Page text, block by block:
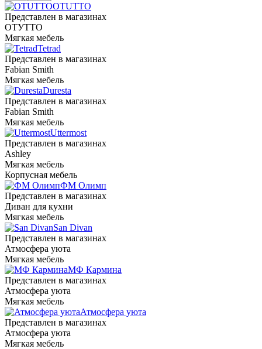
OTUTTO
Представлен в магазинах
ОТУТТО
Мягкая мебель
Tetrad
Представлен в магазинах
Fabian Smith
Мягкая мебель
Duresta
Представлен в магазинах
Fabian Smith
Мягкая мебель
Uttermost
Представлен в магазинах
Ashley
Мягкая мебель
Корпусная мебель
ФМ Олимп
Представлен в магазинах
Диван для кухни
Мягкая мебель
San Divan
Представлен в магазинах
Атмосфера уюта
Мягкая мебель
МФ Кармина
Представлен в магазинах
Атмосфера уюта
Мягкая мебель
Атмосфера уюта
Представлен в магазинах
Атмосфера уюта
Мягкая мебель